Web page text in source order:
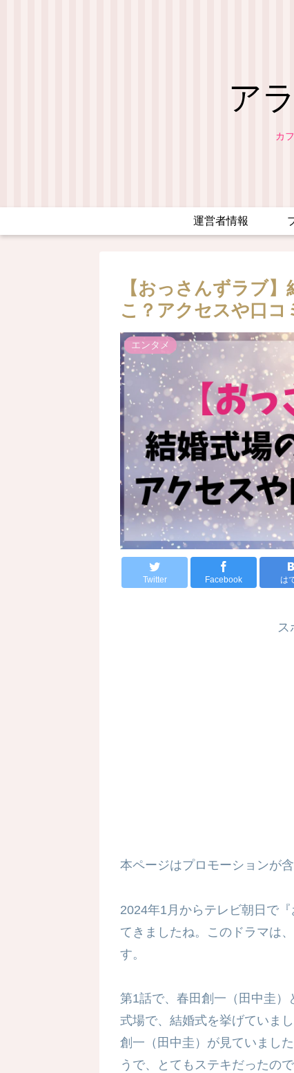
ア
カ
運営者情報
【おっさんずラブ
こ？アクセスや口コ
エンタメ
Twitter Facebook は
ス
本ページはプロモーションが
2024年1月からテレビ朝日で
てきましたね。このドラマは
す。
第1話で、春田創一（田中圭
式場で、結婚式を挙げていま
創一（田中圭）が見ていまし
うで、とてもステキだったので